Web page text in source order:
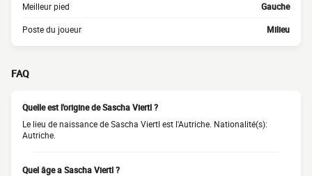
Meilleur pied Gauche
Poste du joueur Milieu
FAQ
Quelle est l'origine de Sascha Viertl ?
Le lieu de naissance de Sascha Viertl est l'Autriche. Nationalité(s):
Autriche.
Quel âge a Sascha Viertl ?